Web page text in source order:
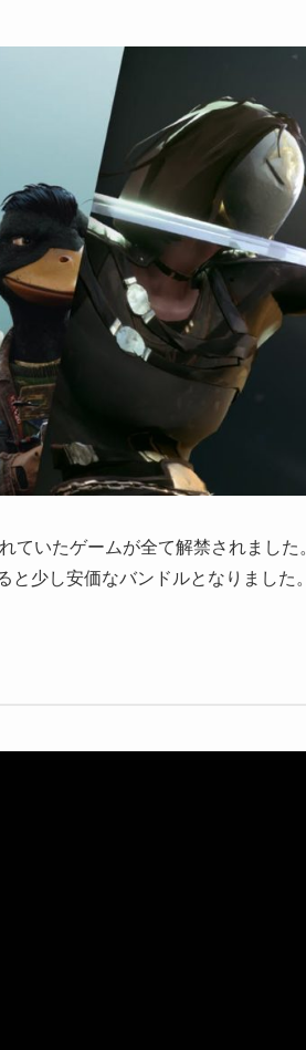
いたゲームが全て解禁されました。
少し安価なバンドルとなりました。